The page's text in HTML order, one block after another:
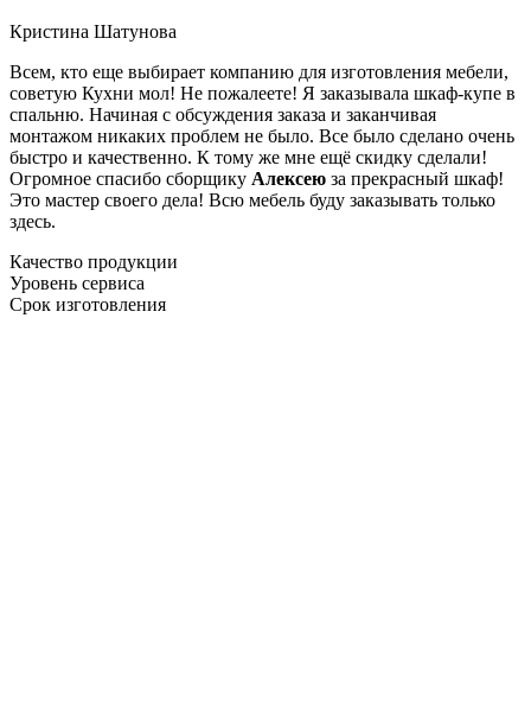
Кристина Шатунова
Всем, кто еще выбирает компанию для изготовления мебели,
советую Кухни мол! Не пожалеете! Я заказывала шкаф-купе в
спальню. Начиная с обсуждения заказа и заканчивая
монтажом никаких проблем не было. Все было сделано очень
быстро и качественно. К тому же мне ещё скидку сделали!
Огромное спасибо сборщику Алексею за прекрасный шкаф!
Это мастер своего дела! Всю мебель буду заказывать только
здесь.
Качество продукции
Уровень сервиса
Срок изготовления